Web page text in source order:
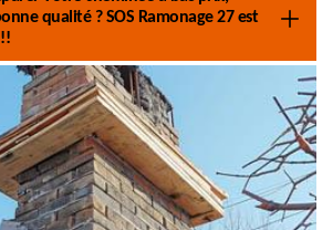
qualité ? SOS Ramonage 27 est